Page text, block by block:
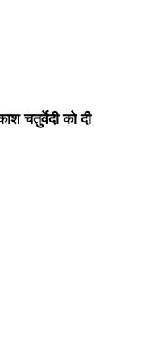
चतुर्वेदी को दी